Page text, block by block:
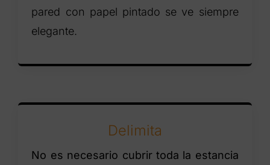
pared con papel pintado se ve siempre
elegante.
Delimita
No es necesario cubrir toda la estancia